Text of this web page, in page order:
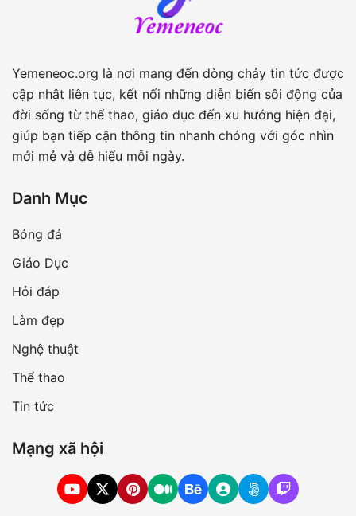
Yemeneoc.org là nơi mang đến dòng chảy tin tức được
cập nhật liên tục, kết nối những diễn biến sôi động của
đời sống từ thể thao, giáo dục đến xu hướng hiện đại,
giúp bạn tiếp cận thông tin nhanh chóng với góc nhìn
mới mẻ và dễ hiểu mỗi ngày.
Danh Mục
Bóng đá
Giáo Dục
Hỏi đáp
Làm đẹp
Nghệ thuật
Thể thao
Tin tức
Mạng xã hội